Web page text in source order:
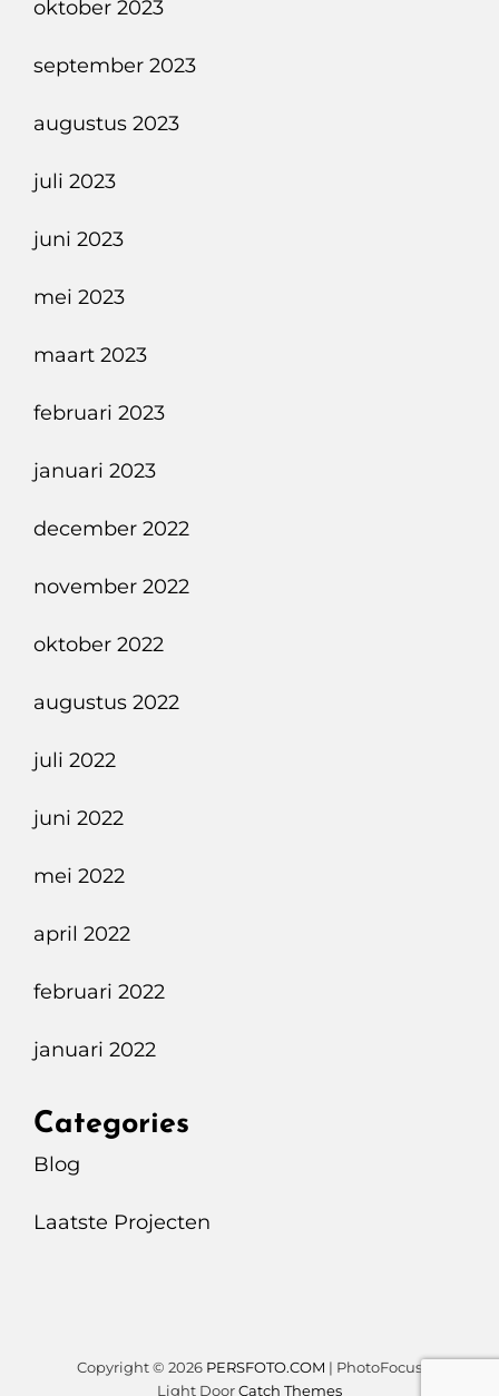
oktober 2023
september 2023
augustus 2023
juli 2023
juni 2023
mei 2023
maart 2023
februari 2023
januari 2023
december 2022
november 2022
oktober 2022
augustus 2022
juli 2022
juni 2022
mei 2022
april 2022
februari 2022
januari 2022
Categories
Blog
Laatste Projecten
Copyright © 2026 PERSFOTO.COM | PhotoFocus
Light DoorCatch Themes